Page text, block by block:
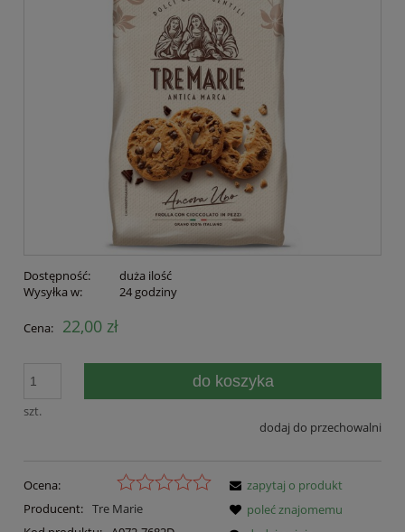
Dostępność:
duża ilość
Wysyłka w:
24 godziny
Cena: 22,00 zł
szt.
do koszyka
dodaj do przechowalni
Ocena:
Producent: Tre Marie
zapytaj o produkt
poleć znajomemu